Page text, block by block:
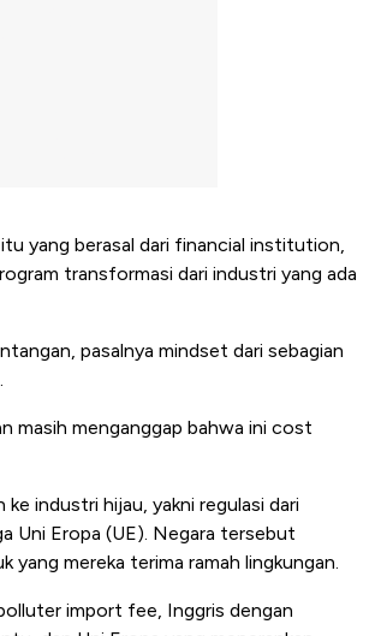
yang berasal dari financial institution,
transformasi dari industri yang ada
pasalnya mindset dari sebagian
masih menganggap bahwa ini cost
industri hijau, yakni regulasi dari
Uni Eropa (UE). Negara tersebut
mereka terima ramah lingkungan.
import fee, Inggris dengan